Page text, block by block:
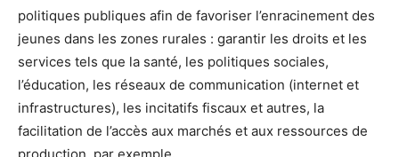
politiques publiques afin de favoriser l’enracinement des
jeunes dans les zones rurales : garantir les droits et les
services tels que la santé, les politiques sociales,
l’éducation, les réseaux de communication (internet et
infrastructures), les incitatifs fiscaux et autres, la
facilitation de l’accès aux marchés et aux ressources de